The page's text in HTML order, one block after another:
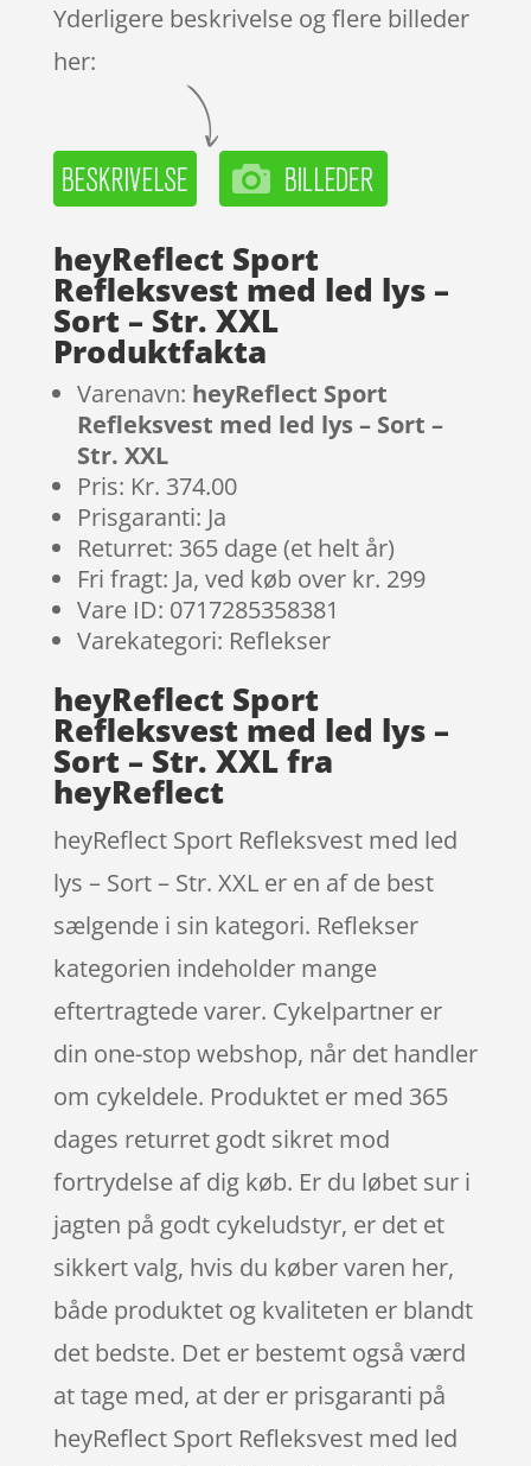
Yderligere beskrivelse og flere billeder
her:
heyReflect Sport
Refleksvest med led lys –
Sort – Str. XXL
Produktfakta
Varenavn: heyReflect Sport
Refleksvest med led lys – Sort –
Str. XXL
Pris: Kr. 374.00
Prisgaranti: Ja
Returret: 365 dage (et helt år)
Fri fragt: Ja, ved køb over kr. 299
Vare ID: 0717285358381
Varekategori: Reflekser
heyReflect Sport
Refleksvest med led lys –
Sort – Str. XXL fra
heyReflect
heyReflect Sport Refleksvest med led
lys – Sort – Str. XXL er en af de best
sælgende i sin kategori. Reflekser
kategorien indeholder mange
eftertragtede varer. Cykelpartner er
din one-stop webshop, når det handler
om cykeldele. Produktet er med 365
dages returret godt sikret mod
fortrydelse af dig køb. Er du løbet sur i
jagten på godt cykeludstyr, er det et
sikkert valg, hvis du køber varen her,
både produktet og kvaliteten er blandt
det bedste. Det er bestemt også værd
at tage med, at der er prisgaranti på
heyReflect Sport Refleksvest med led